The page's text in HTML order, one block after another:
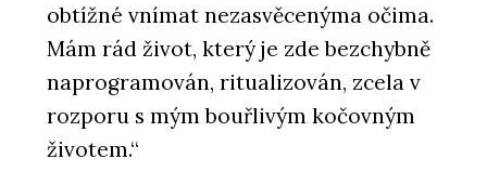
obtížné vnímat nezasvěcenýma očima.
Mám rád život, který je zde bezchybně
naprogramován, ritualizován, zcela v
rozporu s mým bouřlivým kočovným
životem.“